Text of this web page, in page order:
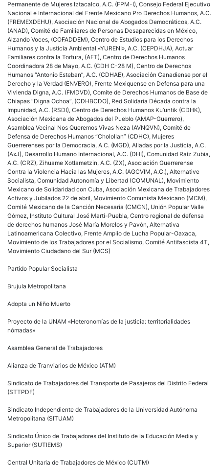
Permanente de Mujeres Iztacalco, A.C. (FPM-I), Consejo Federal Ejecutivo
Nacional e Internacional del Frente Mexicano Pro Derechos Humanos, A.C.
(FREMEXDEHU), Asociación Nacional de Abogados Democráticos, A.C.
(ANAD), Comité de Familiares de Personas Desaparecidas en México,
Alzando Voces, (COFADDEM), Centro de Estudios para los Derechos
Humanos y la Justicia Ambiental «YURENI», A.C. (CEPDHJA), Actuar
Familiares contra la Tortura, (AFT), Centro de Derechos Humanos
Coordinadora 28 de Mayo, A.C. (CDH C-28 M), Centro de Derechos
Humanos “Antonio Esteban”, A.C. (CDHAE), Asociación Canadiense por el
Derecho y la Verdad (ENVERO), Frente Mexiquense en Defensa para una
Vivienda Digna, A.C. (FMDVD), Comite de Derechos Humanos de Base de
Chiapas “Digna Ochoa”, (CDHBCDO), Red Solidaria Década contra la
Impunidad, A.C. (RSDI), Centro de Derechos Humanos Ku’untik (CDHK),
Asociación Mexicana de Abogados del Pueblo (AMAP-Guerrero),
Asamblea Vecinal Nos Queremos Vivas Neza (AVNQVN), Comité de
Defensa de Derechos Humanos “Cholollan” (CDHC), Mujeres
Guerrerenses por la Democracia, A.C. (MGD), Aliadas por la Justicia, A.C.
(AxJ), Desarrollo Humano Internacional, A.C. (DHI), Comunidad Raíz Zubia,
A.C. (CRZ), Zihuame Xotlametzin, A.C. (ZX), Asociación Guerrerense
Contra la Violencia Hacia las Mujeres, A.C. (AGCVIM, A.C.), Alternative
Socialista, Comunidad Autonomía y Libertad (COMUNAL), Movimiento
Mexicano de Solidaridad con Cuba, Asociación Mexicana de Trabajadores
Activos y Jubilados 22 de abril, Movimiento Comunista Mexicano (MCM),
Comité Mexicano de la Canción Necesaria (CMCN), Unión Popular Valle
Gómez, Instituto Cultural José Martí-Puebla, Centro regional de defensa
de derechos humanos José María Morelos y Pavón, Alternativa
Latinoamericana Colectivo, Frente Amplio de Lucha Popular-Oaxaca,
Movimiento de los Trabajadores por el Socialismo, Comité Antifascista 4T,
Movimiento Ciudadano del Sur (MCS)
Partido Popular Socialista
Brujula Metropolitana
Adopta un Niño Muerto
Proyecto de la UNAM «Heteronomías de la justicia: territorialidades
nómadas»
Asamblea General de Trabajadores
Alianza de Tranviarios de México (ATM)
Sindicato de Trabajadores del Transporte de Pasajeros del Distrito Federal
(STTPDF)
Sindicato Independiente de Trabajadores de la Universidad Autónoma
Metropolitana (SITUAM)
Sindicato Único de Trabajadores del Instituto de la Educación Media y
Superior (SUTIEMS)
Central Unitaria de Trabajadores de México (CUTM)